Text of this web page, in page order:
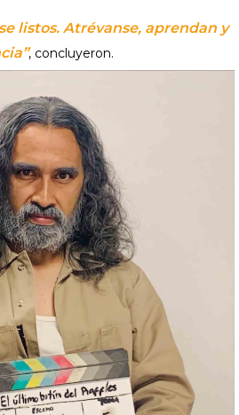
listos. Atrévanse, aprendan y
, concluyeron.